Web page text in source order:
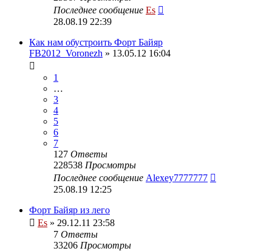
Последнее сообщение Es
28.08.19 22:39
Как нам обустроить Форт Байяр
FB2012_Voronezh » 13.05.12 16:04
1
…
3
4
5
6
7
127 Ответы
228538 Просмотры
Последнее сообщение Alexey7777777
25.08.19 12:25
Форт Байяр из лего
Es » 29.12.11 23:58
7 Ответы
33206 Просмотры